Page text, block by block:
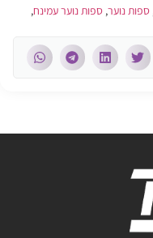
ספות נוער, ספות נוער עמינח,